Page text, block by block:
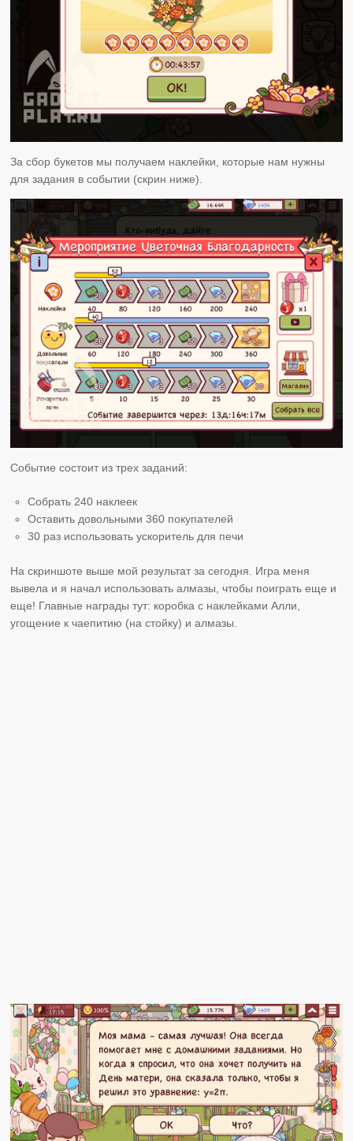
За сбор букетов мы получаем наклейки, которые нам нужны
для задания в событии (скрин ниже).
Событие состоит из трех заданий:
Собрать 240 наклеек
Оставить довольными 360 покупателей
30 раз использовать ускоритель для печи
На скриншоте выше мой результат за сегодня. Игра меня
вывела и я начал использовать алмазы, чтобы поиграть еще и
еще! Главные награды тут: коробка с наклейками Алли,
угощение к чаепитию (на стойку) и алмазы.